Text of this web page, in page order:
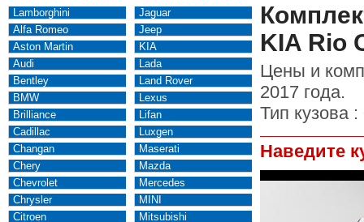
Lamborghini
Alfa Romeo
Aston Martin
Audi
Bentley
BMW
Brilliance
Cadillac
Changan
Chery
Chevrolet
Chrysler
Citroen
Jaguar
Jeep
KIA
Lada
Land Rover
Lexus
Lifan
Luxgen
Maserati
Mazda
Mercedes
MINI
Mitsubishi
KIA Rio
Цены и
2017 года.
Тип кузова :
Наведите